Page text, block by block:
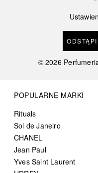
©2026
POPULARNE MARKI
Rituals
Sol de Janeiro
CHANEL
Jean Paul
Yves Saint Laurent